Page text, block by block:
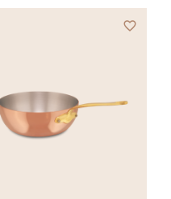
favorite_border